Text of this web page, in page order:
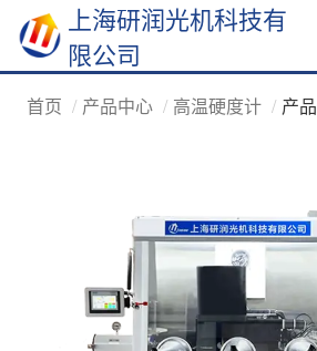
上海研润光机科技有
限公司
首页 产品中心 高温硬度计 产品